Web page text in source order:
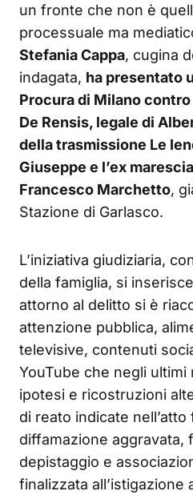
un fronte che non è
processuale ma
Stefania Cappa, cugina
indagata, ha presentato
Procura di Milano
De Rensis, legale di
della trasmissione Le
Giuseppe e l’ex
Francesco Marchetto,
Stazione di Garlasco.
L’iniziativa giudiziaria,
della famiglia, si
attorno al delitto si è
attenzione pubblica,
televisive, contenuti
YouTube che negli
ipotesi e ricostruzioni
di reato indicate nell’atto
diffamazione aggravata,
depistaggio e
finalizzata all’istigazione